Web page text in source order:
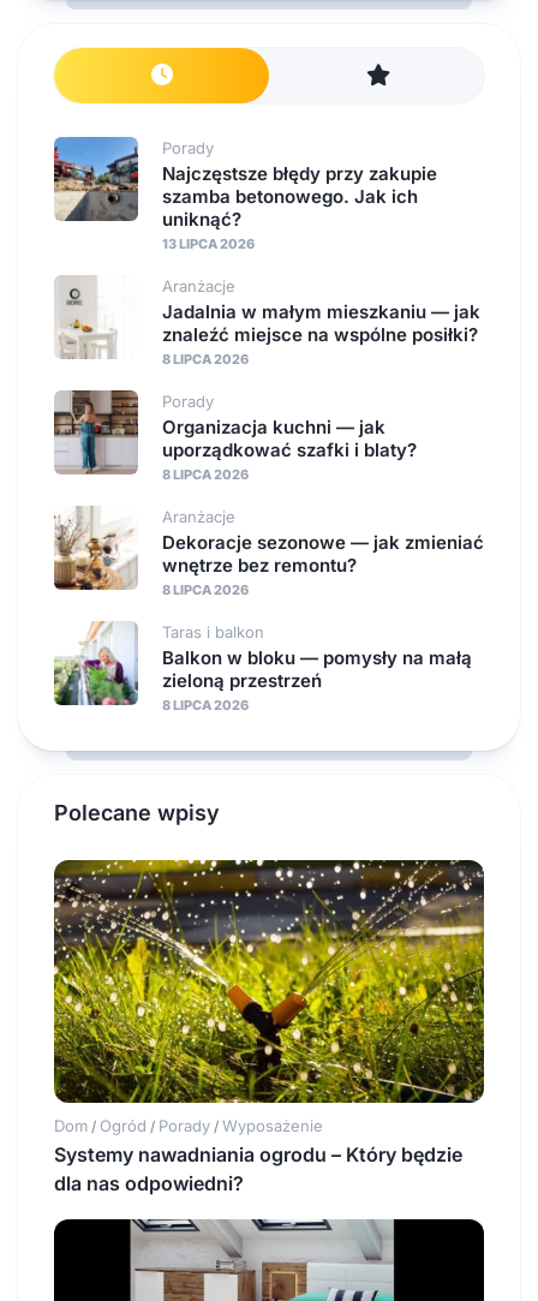
Porady
Najczęstsze błędy przy zakupie
szamba betonowego. Jak ich
uniknąć?
13 LIPCA 2026
Aranżacje
Jadalnia w małym mieszkaniu — jak
znaleźć miejsce na wspólne posiłki?
8 LIPCA 2026
Porady
Organizacja kuchni — jak
uporządkować szafki i blaty?
8 LIPCA 2026
Aranżacje
Dekoracje sezonowe — jak zmieniać
wnętrze bez remontu?
8 LIPCA 2026
Taras i balkon
Balkon w bloku — pomysły na małą
zieloną przestrzeń
8 LIPCA 2026
Polecane wpisy
Dom / Ogród / Porady / Wyposażenie
Systemy nawadniania ogrodu – Który będzie
dla nas odpowiedni?